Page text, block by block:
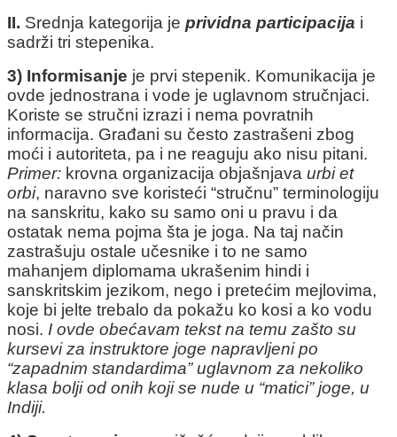
II. Srednja kategorija je prividna participacija i
sadrži tri stepenika.
3) Informisanje je prvi stepenik. Komunikacija je
ovde jednostrana i vode je uglavnom stručnjaci.
Koriste se stručni izrazi i nema povratnih
informacija. Građani su često zastrašeni zbog
moći i autoriteta, pa i ne reaguju ako nisu pitani.
Primer: krovna organizacija objašnjava urbi et
orbi, naravno sve koristeći “stručnu” terminologiju
na sanskritu, kako su samo oni u pravu i da
ostatak nema pojma šta je joga. Na taj način
zastrašuju ostale učesnike i to ne samo
mahanjem diplomama ukrašenim hindi i
sanskritskim jezikom, nego i pretećim mejlovima,
koje bi jelte trebalo da pokažu ko kosi a ko vodu
nosi. I ovde obećavam tekst na temu zašto su
kursevi za instruktore joge napravljeni po
“zapadnim standardima” uglavnom za nekoliko
klasa bolji od onih koji se nude u “matici” joge, u
Indiji.